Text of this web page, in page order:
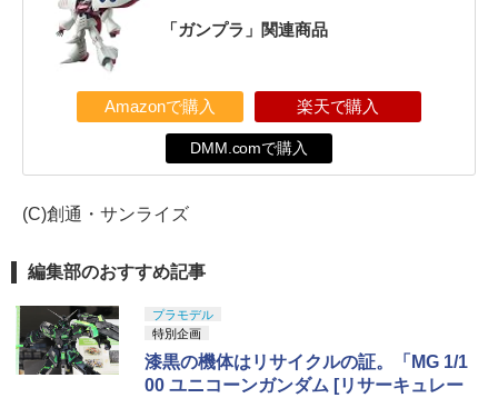
「ガンプラ」関連商品
Amazonで購入 楽天で購入
DMM.comで購入
(C)創通・サンライズ
編集部のおすすめ記事
プラモデル
特別企画
漆黒の機体はリサイクルの証。「MG 1/1
00 ユニコーンガンダム [リサーキュレー